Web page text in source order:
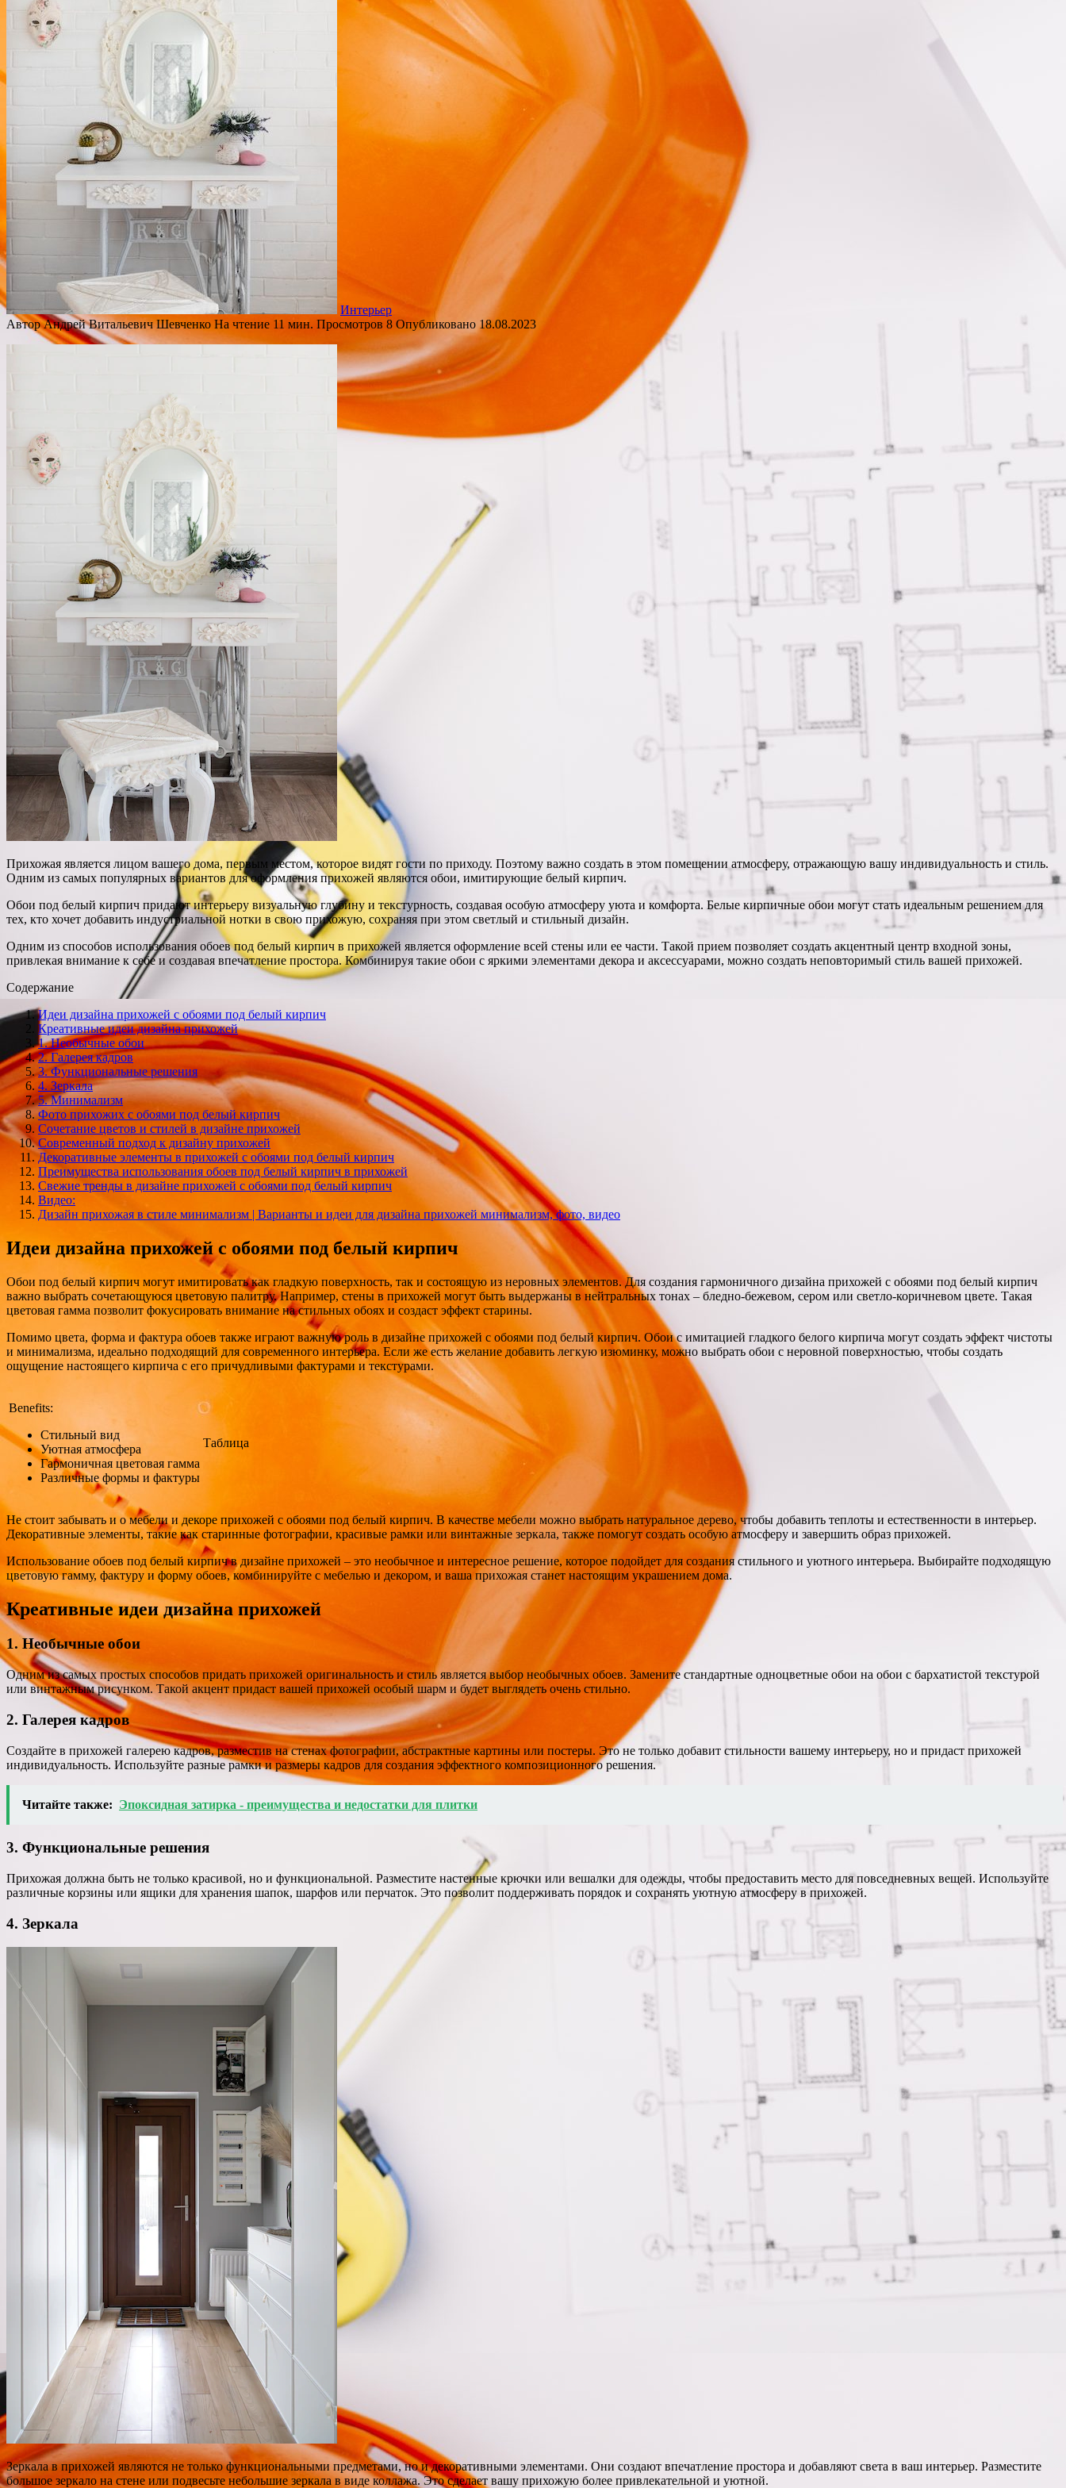
Интерьер
АвторАндрей Витальевич Шевченко На чтение 11 мин. Просмотров 8 Опубликовано 18.08.2023
Прихожая является лицом вашего дома, первым местом, которое видят гости по приходу. Поэтому важно создать в этом помещении атмосферу, отражающую вашу индивидуальность и стиль.
Одним из самых популярных вариантов для оформления прихожей являются обои, имитирующие белый кирпич.
Обои под белый кирпич придают интерьеру визуальную глубину и текстурность, создавая особую атмосферу уюта и комфорта. Белые кирпичные обои могут стать идеальным решением для
тех, кто хочет добавить индустриальной нотки в свою прихожую, сохраняя при этом светлый и стильный дизайн.
Одним из способов использования обоев под белый кирпич в прихожей является оформление всей стены или ее части. Такой прием позволяет создать акцентный центр входной зоны,
привлекая внимание к себе и создавая впечатление простора. Комбинируя такие обои с яркими элементами декора и аксессуарами, можно создать неповторимый стиль вашей прихожей.
Содержание
Идеи дизайна прихожей с обоями под белый кирпич
Креативные идеи дизайна прихожей
1. Необычные обои
2. Галерея кадров
3. Функциональные решения
4. Зеркала
5. Минимализм
Фото прихожих с обоями под белый кирпич
Сочетание цветов и стилей в дизайне прихожей
Современный подход к дизайну прихожей
Декоративные элементы в прихожей с обоями под белый кирпич
Преимущества использования обоев под белый кирпич в прихожей
Свежие тренды в дизайне прихожей с обоями под белый кирпич
Видео:
Дизайн прихожая в стиле минимализм | Варианты и идеи для дизайна прихожей минимализм, фото, видео
Идеи дизайна прихожей с обоями под белый кирпич
Обои под белый кирпич могут имитировать как гладкую поверхность, так и состоящую из неровных элементов. Для создания гармоничного дизайна прихожей с обоями под белый кирпич
важно выбрать сочетающуюся цветовую палитру. Например, стены в прихожей могут быть выдержаны в нейтральных тонах – бледно-бежевом, сером или светло-коричневом цвете. Такая
цветовая гамма позволит фокусировать внимание на стильных обоях и создаст эффект старины.
Помимо цвета, форма и фактура обоев также играют важную роль в дизайне прихожей с обоями под белый кирпич. Обои с имитацией гладкого белого кирпича могут создать эффект чистоты
и минимализма, идеально подходящий для современного интерьера. Если же есть желание добавить легкую изюминку, можно выбрать обои с неровной поверхностью, чтобы создать
ощущение настоящего кирпича с его причудливыми фактурами и текстурами.
Benefits:
Стильный вид
Уютная атмосфера
Гармоничная цветовая гамма
Различные формы и фактуры
Таблица
Не стоит забывать и о мебели и декоре прихожей с обоями под белый кирпич. В качестве мебели можно выбрать натуральное дерево, чтобы добавить теплоты и естественности в интерьер.
Декоративные элементы, такие как старинные фотографии, красивые рамки или винтажные зеркала, также помогут создать особую атмосферу и завершить образ прихожей.
Использование обоев под белый кирпич в дизайне прихожей – это необычное и интересное решение, которое подойдет для создания стильного и уютного интерьера. Выбирайте подходящую
цветовую гамму, фактуру и форму обоев, комбинируйте с мебелью и декором, и ваша прихожая станет настоящим украшением дома.
Креативные идеи дизайна прихожей
1. Необычные обои
Одним из самых простых способов придать прихожей оригинальность и стиль является выбор необычных обоев. Замените стандартные одноцветные обои на обои с бархатистой текстурой
или винтажным рисунком. Такой акцент придаст вашей прихожей особый шарм и будет выглядеть очень стильно.
2. Галерея кадров
Создайте в прихожей галерею кадров, разместив на стенах фотографии, абстрактные картины или постеры. Это не только добавит стильности вашему интерьеру, но и придаст прихожей
индивидуальность. Используйте разные рамки и размеры кадров для создания эффектного композиционного решения.
Читайте также: Эпоксидная затирка - преимущества и недостатки для плитки
3. Функциональные решения
Прихожая должна быть не только красивой, но и функциональной. Разместите настенные крючки или вешалки для одежды, чтобы предоставить место для повседневных вещей. Используйте
различные корзины или ящики для хранения шапок, шарфов или перчаток. Это позволит поддерживать порядок и сохранять уютную атмосферу в прихожей.
4. Зеркала
Зеркала в прихожей являются не только функциональными предметами, но и декоративными элементами. Они создают впечатление простора и добавляют света в ваш интерьер. Разместите
большое зеркало на стене или подвесьте небольшие зеркала в виде коллажа. Это сделает вашу прихожую более привлекательной и уютной.